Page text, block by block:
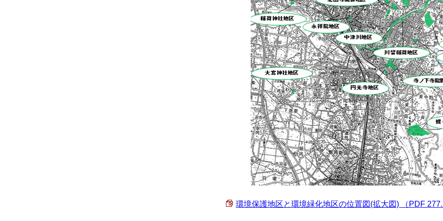
環境保護地区と環境緑化地区の位置図(拡大図) （PDF